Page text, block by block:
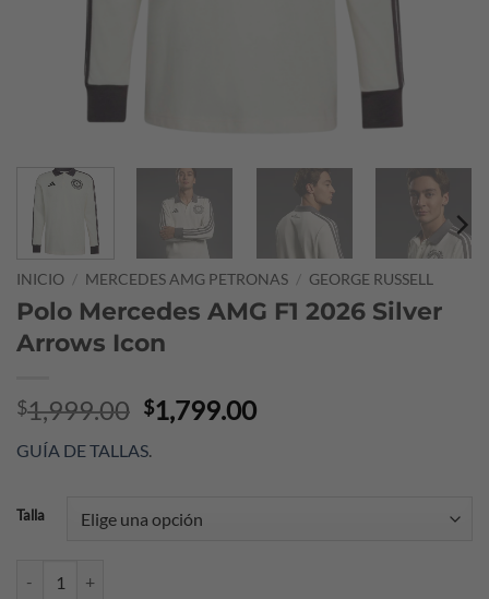
INICIO / MERCEDES AMG PETRONAS / GEORGE RUSSELL
Polo Mercedes AMG F1 2026 Silver
Arrows Icon
$1,999.00 Original
was:
$1,799.00Current
GUÍA DE TALLAS
Talla